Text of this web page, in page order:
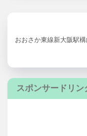
おおさか東線新大阪駅
スポンサードリン